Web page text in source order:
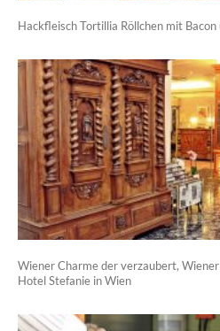
Hackfleisch Tortillia Röllchen mit
Wiener Charme der verzaubert,
Hotel Stefanie in Wien